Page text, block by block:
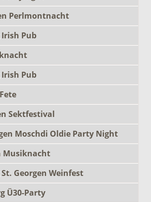
Perlmontnacht
Irish Pub
Irish Pub
Sektfestival
Moschdi Oldie Party Night
Musiknacht
Georgen Weinfest
Ü30-Party